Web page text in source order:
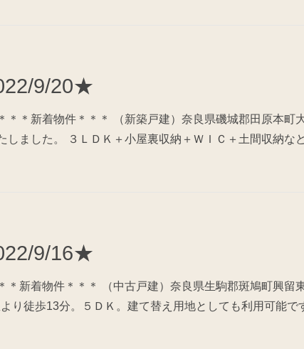
9/20★
＊＊新着物件＊＊＊ （新築戸建）奈良県磯城郡田原本町
ました。 ３ＬＤＫ＋小屋裏収納＋ＷＩＣ＋土間収納な
9/16★
＊新着物件＊＊＊ （中古戸建）奈良県生駒郡斑鳩町興留
徒歩13分。５ＤＫ。建て替え用地としても利用可能で